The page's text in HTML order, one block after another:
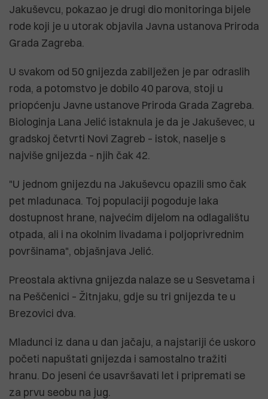
Jakuševcu, pokazao je drugi dio monitoringa bijele
rode koji je u utorak objavila Javna ustanova Priroda
Grada Zagreba.
U svakom od 50 gnijezda zabilježen je par odraslih
roda, a potomstvo je dobilo 40 parova, stoji u
priopćenju Javne ustanove Priroda Grada Zagreba.
Biologinja Lana Jelić istaknula je da je Jakuševec, u
gradskoj četvrti Novi Zagreb – istok, naselje s
najviše gnijezda – njih čak 42.
"U jednom gnijezdu na Jakuševcu opazili smo čak
pet mladunaca. Toj populaciji pogoduje laka
dostupnost hrane, najvećim dijelom na odlagalištu
otpada, ali i na okolnim livadama i poljoprivrednim
površinama", objašnjava Jelić.
Preostala aktivna gnijezda nalaze se u Sesvetama i
na Peščenici – Žitnjaku, gdje su tri gnijezda te u
Brezovici dva.
Mladunci iz dana u dan jačaju, a najstariji će uskoro
početi napuštati gnijezda i samostalno tražiti
hranu. Do jeseni će usavršavati let i pripremati se
za prvu seobu na jug.